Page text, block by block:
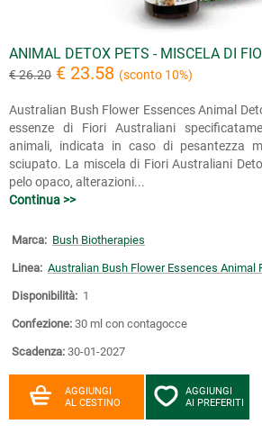
ANIMAL DETOX PETS - MISCELA DI
€ 26.20 € 23.58 (sconto 10%)
Australian Bush Flower Essences Animal
essenze di Fiori Australiani
animali, indicata in caso di pesantezza
sciupato. La miscela di Fiori Australiani
pelo opaco, alterazioni...
Continua >>
Marca: Bush Biotherapies
Linea: Australian Bush Flower Essences Animal
Disponibilità: 1
Confezione: 30 ml con contagocce
Scadenza: 30-01-2027
AGGIUNGI
AL CESTINO
AGGIUNGI
AI PREFERITI